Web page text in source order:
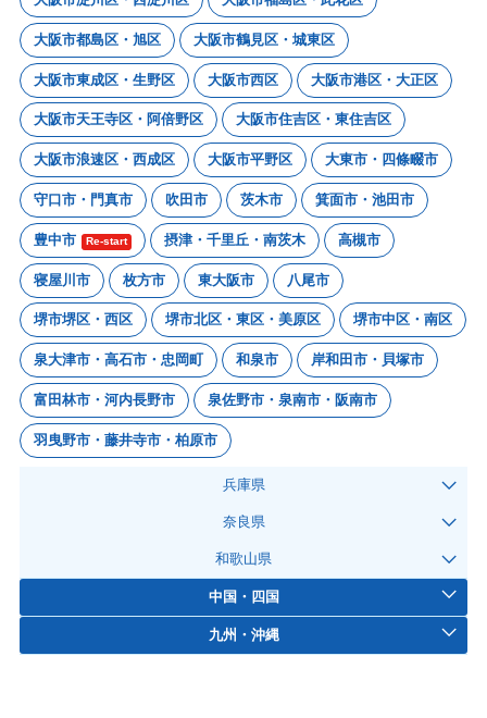
大阪市都島区・旭区 大阪市鶴見区・城東区
大阪市東成区・生野区 大阪市西区 大阪市港区・大正区
大阪市天王寺区・阿倍野区 大阪市住吉区・東住吉区
大阪市浪速区・西成区 大阪市平野区 大東市・四條畷市
守口市・門真市 吹田市 茨木市 箕面市・池田市
豊中市 Re-start 摂津・千里丘・南茨木 高槻市
寝屋川市 枚方市 東大阪市 八尾市
堺市堺区・西区 堺市北区・東区・美原区 堺市中区・南区
泉大津市・高石市・忠岡町 和泉市 岸和田市・貝塚市
富田林市・河内長野市 泉佐野市・泉南市・阪南市
羽曳野市・藤井寺市・柏原市
兵庫県
奈良県
和歌山県
中国・四国
九州・沖縄